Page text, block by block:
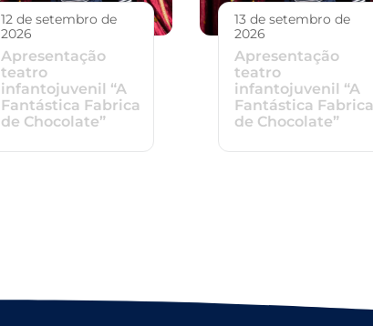
12 de setembro de
2026
Apresentação
teatro
infantojuvenil “A
Fantástica Fabrica
de Chocolate”
13 de setembro de
2026
Apresentação
teatro
infantojuvenil “A
Fantástica Fabrica
de Chocolate”